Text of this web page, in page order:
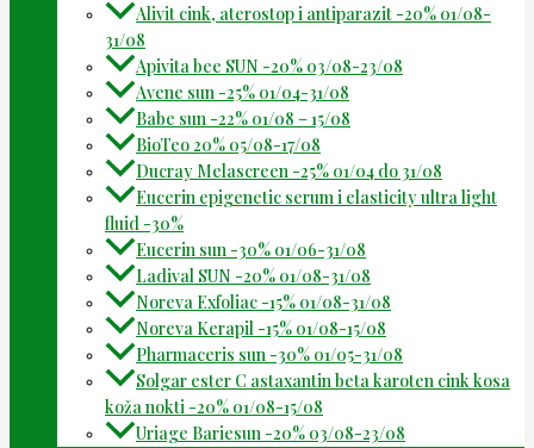
Alivit cink, aterostop i antiparazit -20% 01/08-
31/08
Apivita bee SUN -20% 03/08-23/08
Avene sun -25% 01/04-31/08
Babe sun -22% 01/08 – 15/08
BioTeo 20% 05/08-17/08
Ducray Melascreen -25% 01/04 do 31/08
Eucerin epigenetic serum i elasticity ultra light
fluid -30%
Eucerin sun -30% 01/06-31/08
Ladival SUN -20% 01/08-31/08
Noreva Exfoliac -15% 01/08-31/08
Noreva Kerapil -15% 01/08-15/08
Pharmaceris sun -30% 01/05-31/08
Solgar ester C astaxantin beta karoten cink kosa
koža nokti -20% 01/08-15/08
Uriage Bariesun -20% 03/08-23/08